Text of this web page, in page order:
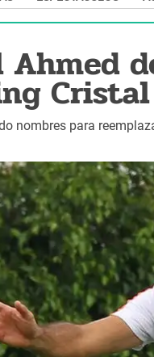
Ahmed
Cristal
nombres para